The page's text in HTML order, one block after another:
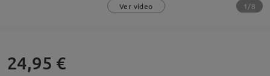
Ver vídeo 1/8
24,95 €